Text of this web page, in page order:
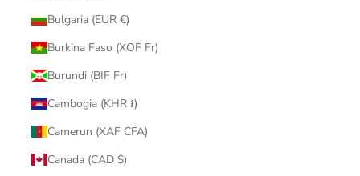
Bulgaria (EUR €)
Burkina Faso (XOF Fr)
Burundi (BIF Fr)
Cambogia (KHR ៛)
Camerun (XAF CFA)
Canada (CAD $)